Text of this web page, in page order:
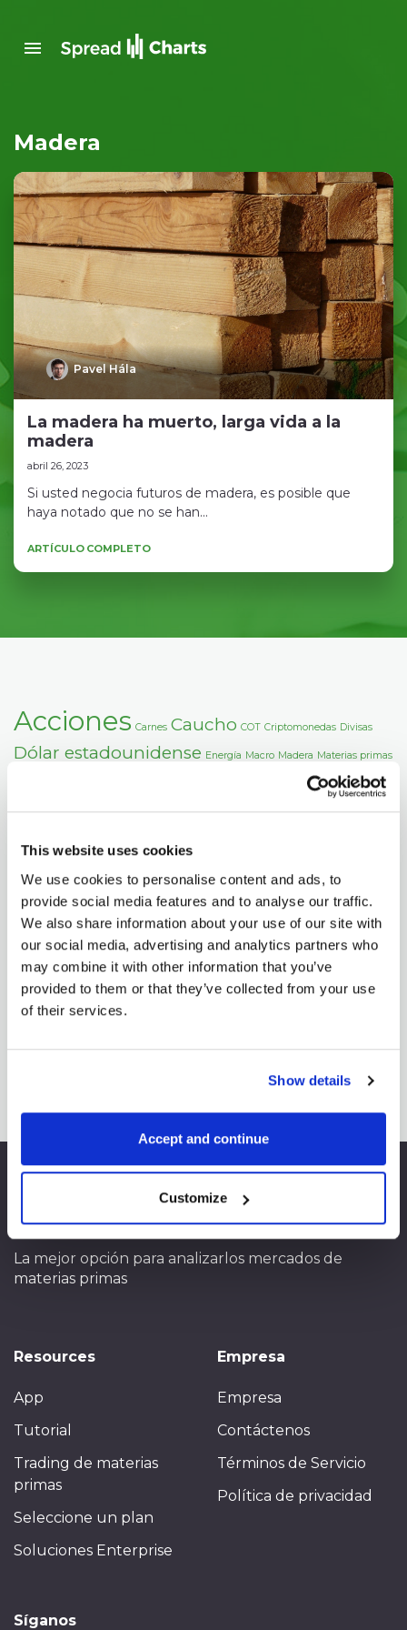
This website uses cookies
We use cookies to personalise content and ads, to
provide social media features and to analyse our traffic.
We also share information about your use of our site with
our social media, advertising and analytics partners who
may combine it with other information that you’ve
provided to them or that they’ve collected from your use
of their services.
Show details
Accept and continue
Customize
Madera
Pavel Hála
La madera ha muerto, larga vida a la
madera
abril 26, 2023
Si usted negocia futuros de madera, es posible que
haya notado que no se han...
ARTÍCULO COMPLETO
Acciones Carnes Caucho COT Criptomonedas Divisas
Dólar estadounidense Energía Macro Madera Materias primas
Plata Señales de
SingapurTasas de interés
SpreadCharts
La mejor opción para analizar los mercados de
materias primas
Resources
App
Tutorial
Trading de materias
primas
Seleccione un plan
Soluciones Enterprise
Empresa
Empresa
Contáctenos
Términos de Servicio
Política de privacidad
Síganos